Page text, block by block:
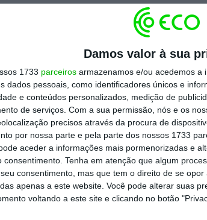
Damos valor à sua
1733 parceiros armazenamos e/ou acedemos a
dados pessoais, como identificadores únicos e
e conteúdos personalizados, medição de
de serviços. Com a sua permissão, nós e os
precisos através da procura de
por nossa parte e pela parte dos nossos 1733
aceder a informações mais pormenorizadas e
consentimento. Tenha em atenção que algum
consentimento, mas que tem o direito de se
apenas a este website. Você pode alterar suas
voltando a este site e clicando no botão
mercados emergentes como a
acessórios de
nos Estados